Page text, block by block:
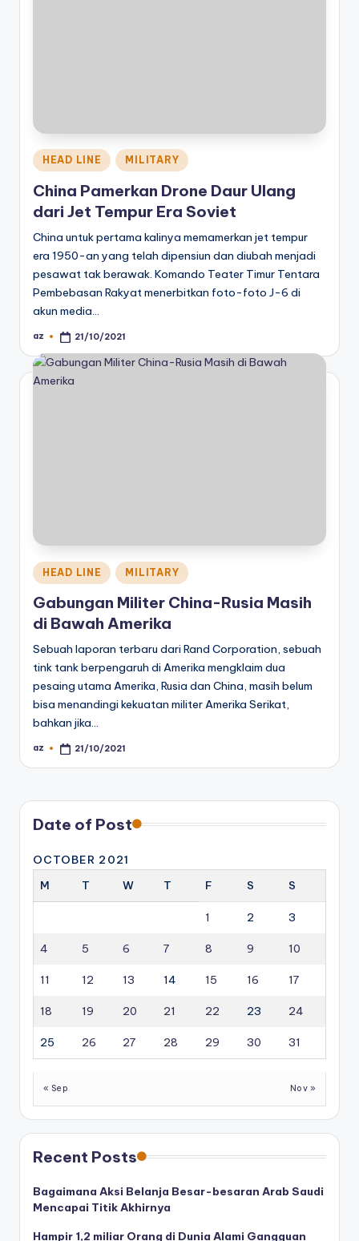
Posted
in
HEAD LINE MILITARY
China Pamerkan Drone Daur Ulang
dari Jet Tempur Era Soviet
China untuk pertama kalinya memamerkan jet tempur
era 1950-an yang telah dipensiun dan diubah menjadi
pesawat tak berawak. Komando Teater Timur Tentara
Pembebasan Rakyat menerbitkan foto-foto J-6 di
akun media…
Posted
az 21/10/2021
Posted
in
HEAD LINE MILITARY
Gabungan Militer China-Rusia Masih
di Bawah Amerika
Sebuah laporan terbaru dari Rand Corporation, sebuah
tink tank berpengaruh di Amerika mengklaim dua
pesaing utama Amerika, Rusia dan China, masih belum
bisa menandingi kekuatan militer Amerika Serikat,
bahkan jika…
Posted
az 21/10/2021
Date of Post
OCTOBER 2021
M
T W T F S S
1 2 3
4 5 6 7 8 9 10
11 12 13 14 15 16 17
18 19 20 21 22 23 24
25 26 27 28 29 30 31
« Sep Nov »
Recent Posts
Bagaimana Aksi Belanja Besar-besaran Arab Saudi
Mencapai Titik Akhirnya
Hampir 1,2 miliar Orang di Dunia Alami Gangguan